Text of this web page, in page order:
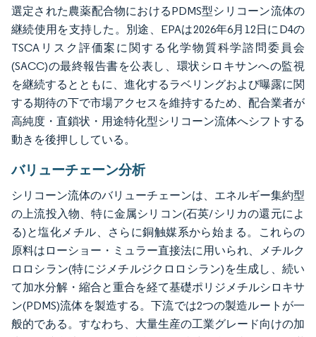
選定された農薬配合物におけるPDMS型シリコーン流体の
継続使用を支持した。別途、EPAは2026年6月12日にD4の
TSCAリスク評価案に関する化学物質科学諮問委員会
(SACC)の最終報告書を公表し、環状シロキサンへの監視
を継続するとともに、進化するラベリングおよび曝露に関
する期待の下で市場アクセスを維持するため、配合業者が
高純度・直鎖状・用途特化型シリコーン流体へシフトする
動きを後押ししている。
バリューチェーン分析
シリコーン流体のバリューチェーンは、エネルギー集約型
の上流投入物、特に金属シリコン(石英/シリカの還元によ
る)と塩化メチル、さらに銅触媒系から始まる。これらの
原料はローショー・ミュラー直接法に用いられ、メチルク
ロロシラン(特にジメチルジクロロシラン)を生成し、続い
て加水分解・縮合と重合を経て基礎ポリジメチルシロキサ
ン(PDMS)流体を製造する。下流では2つの製造ルートが一
般的である。すなわち、大量生産の工業グレード向けの加